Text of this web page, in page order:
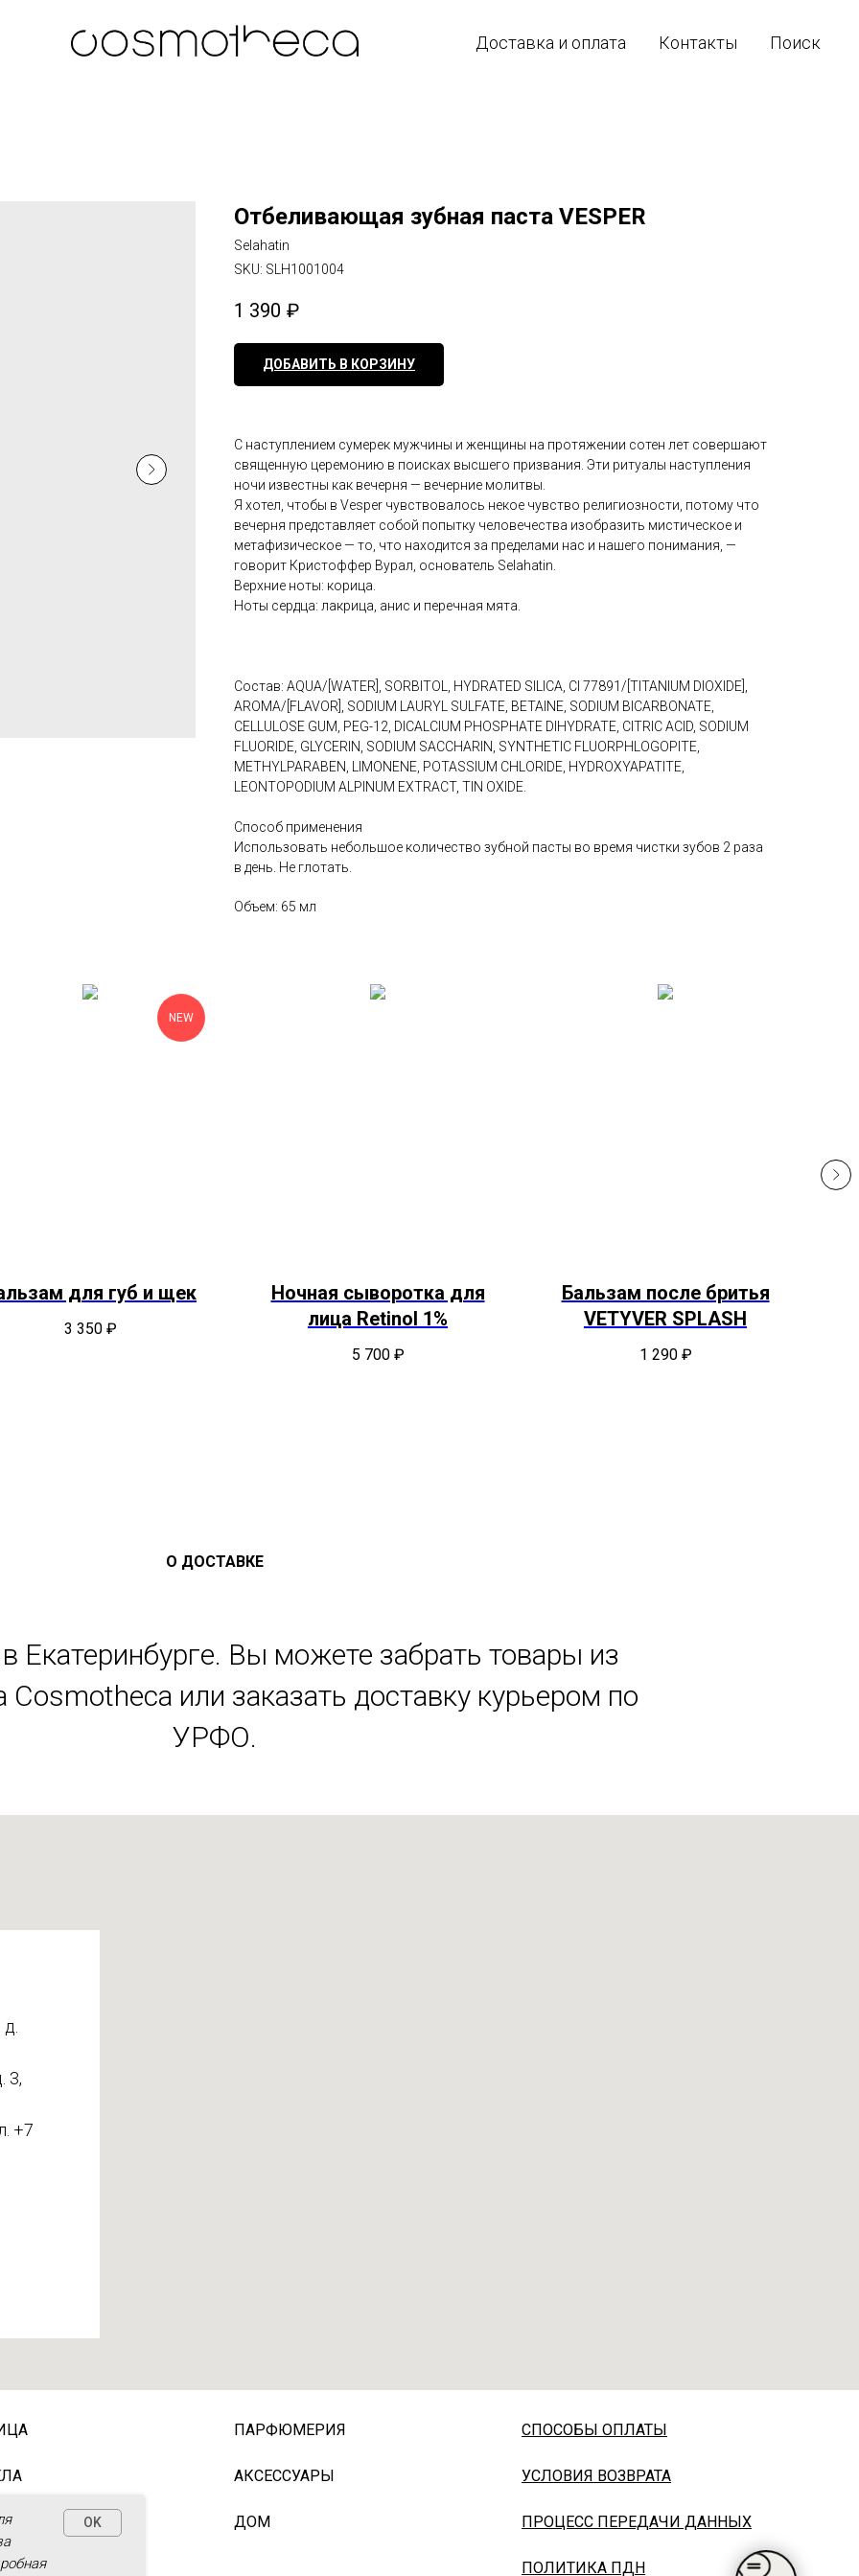
Доставка и оплата Контакты Поиск
Отбеливающая зубная паста VESPER
Selahatin
SKU: SLH1001004
1 390 ₽
ДОБАВИТЬ В КОРЗИНУ
С наступлением сумерек мужчины и женщины на протяжении сотен лет совершают
священную церемонию в поисках высшего призвания. Эти ритуалы наступления
ночи известны как вечерня — вечерние молитвы.
Я хотел, чтобы в Vesper чувствовалось некое чувство религиозности, потому что
вечерня представляет собой попытку человечества изобразить мистическое и
метафизическое — то, что находится за пределами нас и нашего понимания, —
говорит Кристоффер Вурал, основатель Selahatin.
Верхние ноты: корица.
Ноты сердца: лакрица, анис и перечная мята.
Состав: AQUA/[WATER], SORBITOL, HYDRATED SILICA, CI 77891/[TITANIUM DIOXIDE],
AROMA/[FLAVOR], SODIUM LAURYL SULFATE, BETAINE, SODIUM BICARBONATE,
CELLULOSE GUM, PEG-12, DICALCIUM PHOSPHATE DIHYDRATE, CITRIC ACID, SODIUM
FLUORIDE, GLYCERIN, SODIUM SACCHARIN, SYNTHETIC FLUORPHLOGOPITE,
METHYLPARABEN, LIMONENE, POTASSIUM CHLORIDE, HYDROXYAPATITE,
LEONTOPODIUM ALPINUM EXTRACT, TIN OXIDE.
Способ применения
Использовать небольшое количество зубной пасты во время чистки зубов 2 раза
в день. Не глотать.
Объем: 65 мл
NEW
для губ и щек
3 350 ₽
Ночная сыворотка для
лица Retinol 1%
5 700 ₽
Бальзам после бритья
VETYVER SPLASH
1 290 ₽
О ДОСТАВКЕ
Екатеринбурге. Вы можете забрать товары из
или заказать доставку курьером по
УРФО.
OK
д.
3,
+7
ПАРФЮМЕРИЯ
АКСЕССУАРЫ
ДОМ
СПОСОБЫ ОПЛАТЫ
УСЛОВИЯ ВОЗВРАТА
ПРОЦЕСС ПЕРЕДАЧИ ДАННЫХ
ПОЛИТИКА ПДН